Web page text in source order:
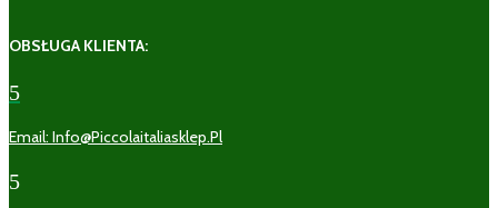
OBSŁUGA KLIENTA:
5
Email: Info@piccolaitaliasklep.pl
5